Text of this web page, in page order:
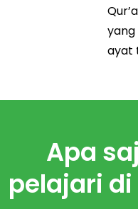
yang
ayat
Apa
pelajari